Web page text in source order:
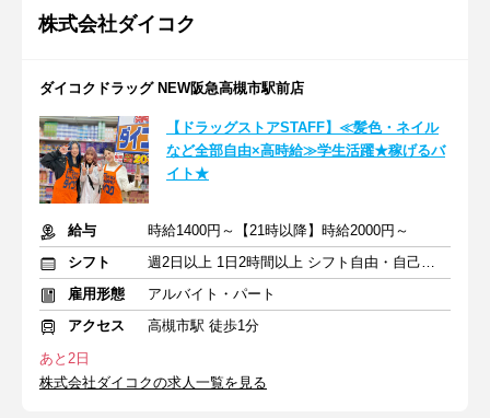
株式会社ダイコク
ダイコクドラッグ NEW阪急高槻市駅前店
【ドラッグストアSTAFF】≪髪色・ネイル
など全部自由×高時給≫学生活躍★稼げるバ
イト★
給与
時給1400円～【21時以降】時給2000円～
シフト
週2日以上 1日2時間以上 シフト自由・自己申告
雇用形態
アルバイト・パート
アクセス
高槻市駅 徒歩1分
あと2日
株式会社ダイコクの求人一覧を見る